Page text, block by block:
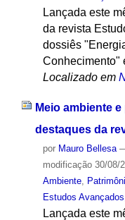
Lançada este
da revista
dossiês
Conhecimento"
Localizado em
Meio ambiente
destaques da
por Mauro Bellesa
modificação30/08/
Ambiente,
Estudos Avançados
Lançada este